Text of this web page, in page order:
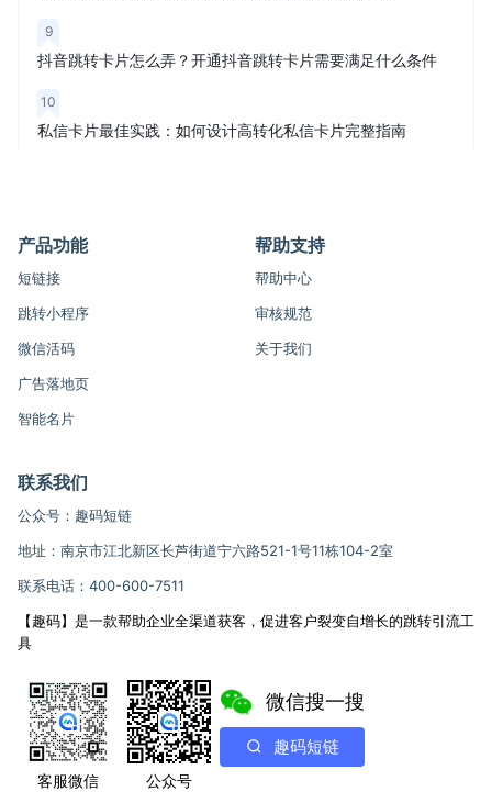
9
抖音跳转卡片怎么弄？开通抖音跳转卡片需要满足什么条件
10
私信卡片最佳实践：如何设计高转化私信卡片完整指南
产品功能
短链接
跳转小程序
微信活码
广告落地页
智能名片
帮助支持
帮助中心
审核规范
关于我们
联系我们
公众号：趣码短链
地址：南京市江北新区长芦街道宁六路521-1号11栋104-2室
联系电话：400-600-7511
【趣码】是一款帮助企业全渠道获客，促进客户裂变自增长的跳转引流工
具
客服微信 公众号
微信搜一搜
趣码短链